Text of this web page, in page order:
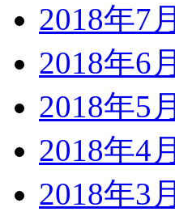
2018年7月
2018年6月
2018年5月
2018年4月
2018年3月